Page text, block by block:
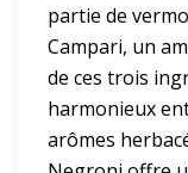
partie de
Campari, un
de ces trois
harmonieux
arômes